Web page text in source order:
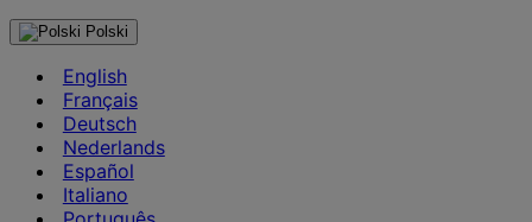
Polski
English
Français
Deutsch
Nederlands
Español
Italiano